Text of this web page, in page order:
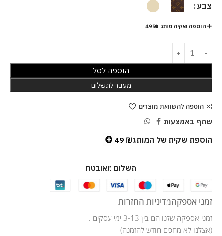
צבע
הוספת שקית מותג ב-49₪
הוספה לסל
מעבר לתשלום
הוספה להשוואת מוצרים
שתף באמצעות
הוספת שקית של המותג 49 ₪
תשלום מאובטח
זמני אספקהמדיניות החזרות
זמני אספקה שלנו הם בין 3-13 ימי עסקים .
(אצלנו לא מחכים חודש להזמנה)